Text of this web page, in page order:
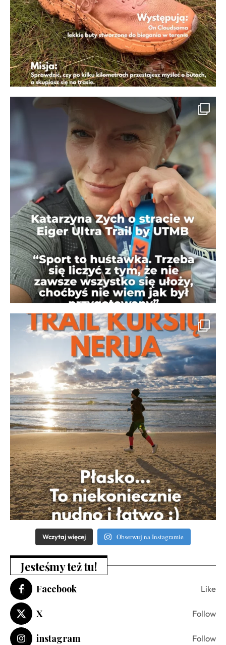
Wczytaj więcej Obserwuj na Instagramie
Jesteśmy też tu!
Facebook Like
X Follow
instagram Follow